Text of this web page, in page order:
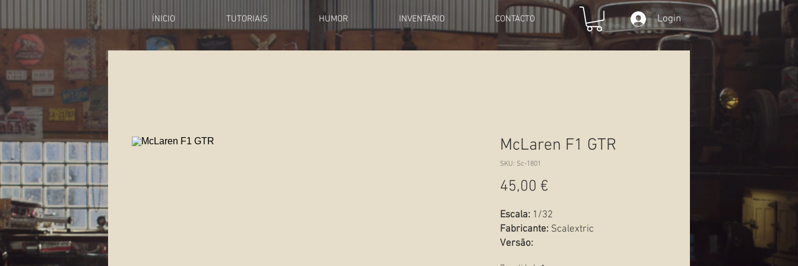
ÍNICIO TUTORIAIS HUMOR INVENTÁRIO CONTACTO Login
McLaren F1 GTR
SKU: Sc-1801
45,00 €
Escala: 1/32
Fabricante: Scalextric
Versão: